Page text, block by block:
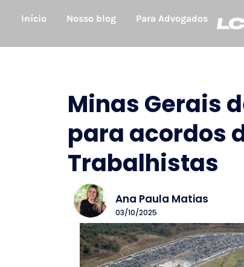
Início Nosso blog Para Advogados
Minas Gerais
para acordos
Trabalhistas
Ana Paula Matias
03/10/2025